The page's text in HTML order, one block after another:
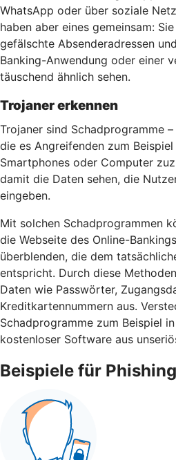
WhatsApp oder über soziale
haben aber eines gemeinsam:
gefälschte Absenderadressen
Banking-Anwendung oder einer
täuschend ähnlich sehen.
Trojaner erkennen
Trojaner sind Schadprogramme
die es Angreifenden zum
Smartphones oder Computer
damit die Daten sehen, die
eingeben.
Mit solchen Schadprogrammen
die Webseite des Online-
überblenden, die dem
entspricht. Durch diese
Daten wie Passwörter,
Kreditkartennummern aus.
Schadprogramme zum Beispiel
kostenloser Software aus
Beispiele für